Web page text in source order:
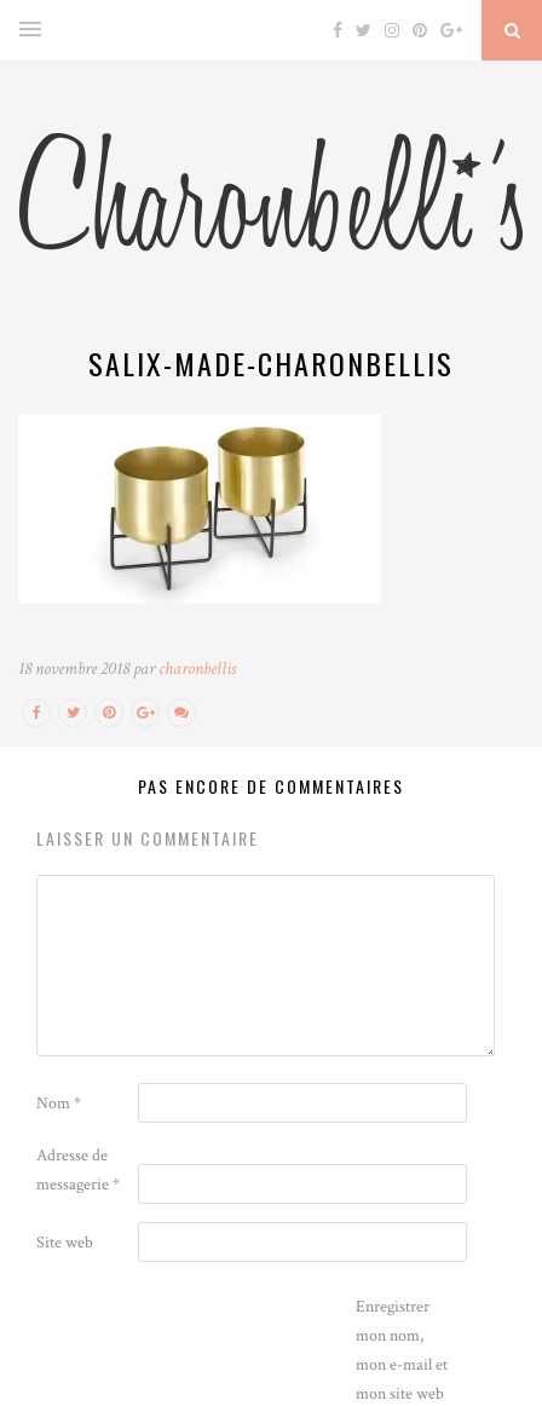
SALIX-MADE-CHARONBELLIS
18 novembre 2018 parcharonbellis
PAS ENCORE DE COMMENTAIRES
LAISSER UN COMMENTAIRE
Nom*
Adresse de
messagerie*
Site web
Enregistrer
mon nom,
mon e-mail et
mon site web